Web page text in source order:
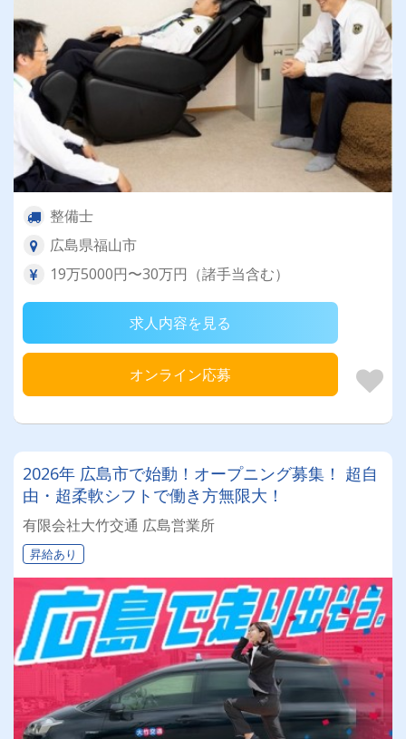
整備士
広島県福山市
19万5000円〜30万円（諸手当含む）
求人内容を見る
オンライン応募
2026年 広島市で始動！オープニング募集！ 超自
由・超柔軟シフトで働き方無限大！
有限会社大竹交通 広島営業所
昇給あり